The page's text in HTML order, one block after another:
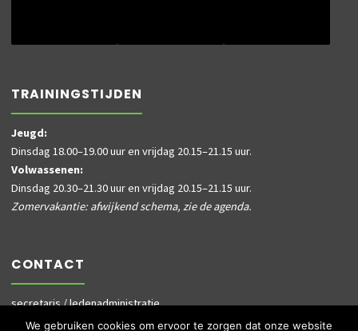
TRAININGSTIJDEN
Jeugd:
Dinsdag 18.00–19.00 uur en vrijdag 20.15–21.15 uur.
Volwassenen:
Dinsdag 20.30–21.30 uur en vrijdag 20.15–21.15 uur.
Zomervakantie: afwijkend schema, zie de agenda.
CONTACT
secretaris / ledenadministratie
informatie@dusky.nl
We gebruiken cookies om ervoor te zorgen dat onze website